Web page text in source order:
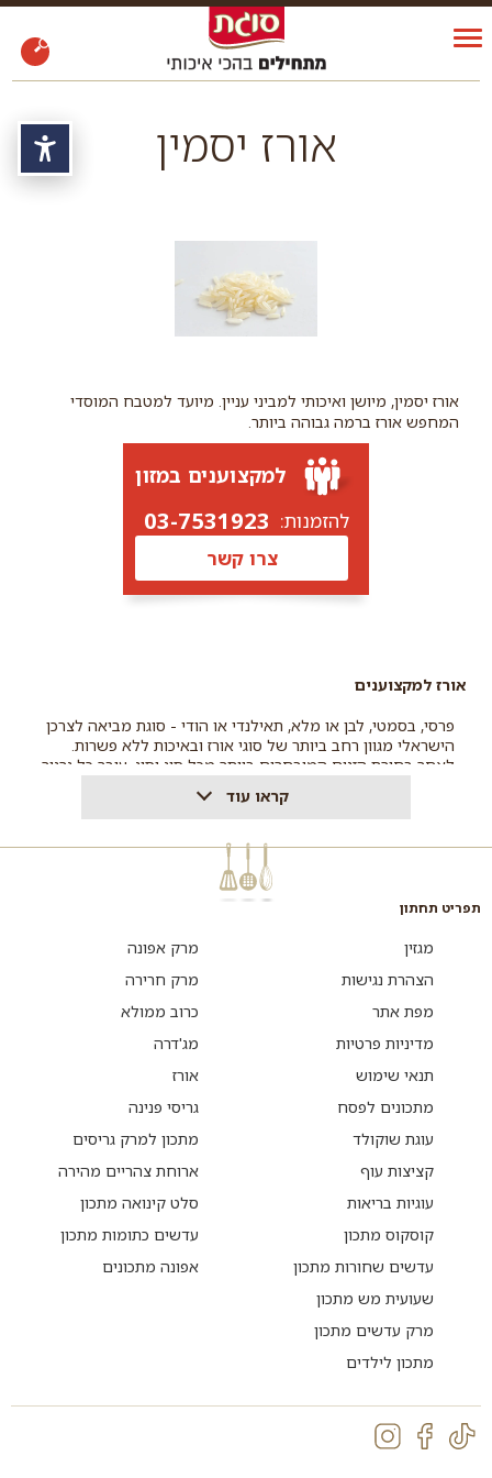
אורז יסמין
אורז יסמין, מיושן ואיכותי למביני עניין. מיועד למטבח המוסדי
המחפש אורז ברמה גבוהה ביותר.
למקצוענים במזון
להזמנות: 03-7531923
צרו קשר
אורז למקצוענים
פרסי, בסמטי, לבן או מלא, תאילנדי או הודי - סוגת מביאה לצרכן
הישראלי מגוון רחב ביותר של סוגי אורז ובאיכות ללא פשרות.
לאחר בחירת הזנים המובחרים ביותר מכל סוג וסוג, עובר כל גרגיר
אורז מובחר ואיכותי, בטעמים מעולים ובשלל אריזות נוחות
ואסתטיות, כך שלכם נותר רק לבחור!
קראו עוד
תפריט תחתון
מגזין
הצהרת נגישות
מפת אתר
מדיניות פרטיות
תנאי שימוש
מתכונים לפסח
עוגת שוקולד
קציצות עוף
עוגיות בריאות
קוסקוס מתכון
עדשים שחורות מתכון
שעועית מש מתכון
מרק עדשים מתכון
מתכון לילדים
מרק אפונה
מרק חרירה
כרוב ממולא
מג'דרה
אורז
גריסי פנינה
מתכון למרק גריסים
ארוחת צהריים מהירה
סלט קינואה מתכון
עדשים כתומות מתכון
אפונה מתכונים